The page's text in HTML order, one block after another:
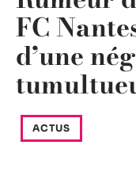
FC
d’une
ACTUS